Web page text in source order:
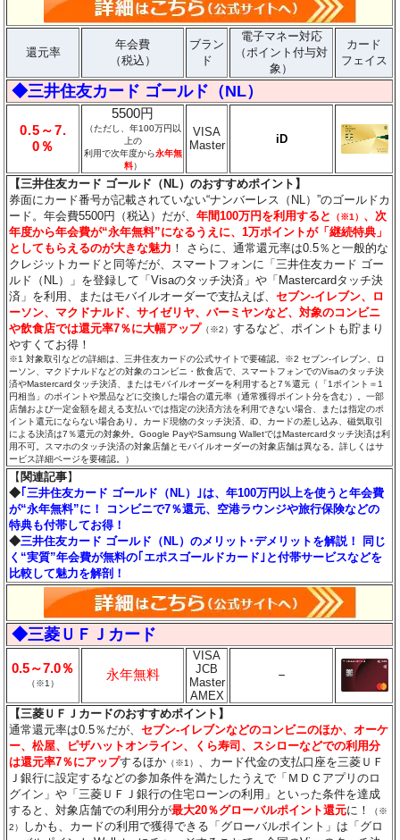
還元率
年会費
（税込）
ブラン
ド
電子マネー対応
（ポイント付与対
象）
カード
フェイス
◆三井住友カード ゴールド（NL）
0.5～7.
0％
5500円
（ただし、年100万円以
上の
利用で次年度から永年無
料）
VISA
Master
iD
【三井住友カード ゴールド（NL）のおすすめポイント】
券面にカード番号が記載されていない“ナンバーレス（NL）”のゴールドカ
ード。年会費5500円（税込）だが、年間100万円を利用すると （※1） 、次
年度から年会費が“永年無料”になるうえに、1万ポイントが「継続特典」
としてもらえるのが大きな魅力 ！ さらに、通常還元率は0.5％と一般的な
クレジットカードと同等だが、スマートフォンに「三井住友カード ゴー
ルド（NL）」を登録して「Visaのタッチ決済」や「Mastercardタッチ決
済」を利用、またはモバイルオーダーで支払えば、セブン‐イレブン、ロ
ーソン、マクドナルド、サイゼリヤ、バーミヤンなど、対象のコンビニ
や飲食店では還元率7％に大幅アップ （※2）するなど、ポイントも貯まり
やすくてお得！
※1 対象取引などの詳細は、三井住友カードの公式サイトで要確認。※2 セブン‐イレブン、ロ
ーソン、マクドナルドなどの対象のコンビニ・飲食店で、スマートフォンでのVisaのタッチ決
済やMastercardタッチ決済、またはモバイルオーダーを利用すると7％還元（「1ポイント＝1
円相当」のポイントや景品などに交換した場合の還元率（通常獲得ポイント分を含む）。一部
店舗および一定金額を超える支払いでは指定の決済方法を利用できない場合、または指定のポ
イント還元にならない場合あり。カード現物のタッチ決済、iD、カードの差し込み、磁気取引
による決済は7％還元の対象外。Google PayやSamsung WalletではMastercardタッチ決済は利
用不可。スマホのタッチ決済の対象店舗とモバイルオーダーの対象店舗は異なる。詳しくはサ
ービス詳細ページを要確認。）
【関連記事】
◆ ｢三井住友カード ゴールド（NL）｣は、年100万円以上を使うと年会費
が“永年無料”に！ コンビニで7％還元、空港ラウンジや旅行保険などの
特典も付帯してお得！
◆三井住友カード ゴールド（NL）のメリット･デメリットを解説！ 同じ
く“実質”年会費が無料の｢エポスゴールドカード｣と付帯サービスなどを
比較して魅力を解剖！
◆三菱ＵＦＪカード
0.5～7.0％
（※1）
永年無料
VISA
JCB
Master
AMEX
－
【三菱ＵＦＪカードのおすすめポイント】
通常還元率は0.5％だが、セブン‐イレブンなどのコンビニのほか、オーケ
ー、松屋、ピザハットオンライン、くら寿司、スシローなどでの利用分
は還元率7％にアップするほか （※1）
、カード代金の支払口座を三菱ＵＦ
Ｊ銀行に設定するなどの参加条件を満たしたうえで「ＭＤＣアプリのロ
グイン」や「三菱ＵＦＪ銀行の住宅ローンの利用」といった条件を達成
すると、対象店舗での利用分が最大20％グローバルポイント還元に！
（※
2）
しかも、カードの利用で獲得できる「グローバルポイント」は「グロ